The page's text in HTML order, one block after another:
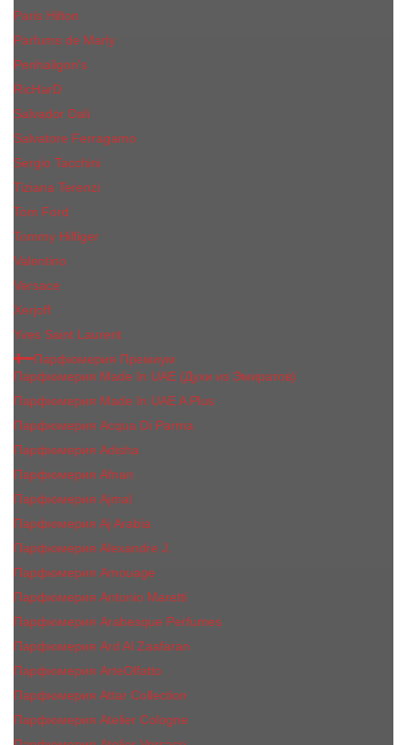
Paris Hilton
Parfums de Marly
Penhaligon​'s
RicHarD
Salvador Dali
Salvatore Ferragamo
Sergio Tacchini
Tiziana Terenzi
Tom Ford
Tommy Hilfiger
Valentino
Versace
Xerjoff
Yves Saint Laurent
Парфюмерия Премиум
Парфюмерия Made In UAE (Духи из Эмиратов)
Парфюмерия Made In UAE A Plus
Парфюмерия Acqua Di Parma
Парфюмерия Adisha
Парфюмерия Afnan
Парфюмерия Ajmal
Парфюмерия Aj Arabia
Парфюмерия Alexandre J.
Парфюмерия Amouage
Парфюмерия Antonio Maretti
Парфюмерия Arabesque Perfumes
Парфюмерия Ard Al Zaafaran
Парфюмерия ArteOlfatto
Парфюмерия Attar Collection
Парфюмерия Atelier Cologne